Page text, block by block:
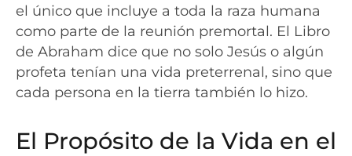
el único que incluye a toda la raza humana
como parte de la reunión premortal. El Libro
de Abraham dice que no solo Jesús o algún
profeta tenían una vida preterrenal, sino que
cada persona en la tierra también lo hizo.
El Propósito de la Vida en el